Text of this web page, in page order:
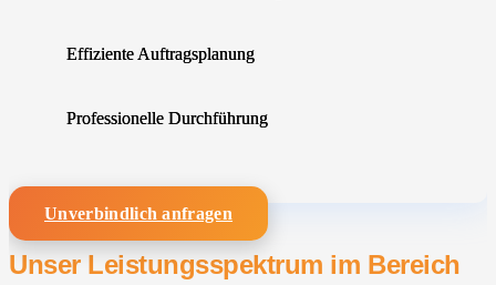
Effiziente Auftragsplanung
Professionelle Durchführung
Unverbindlich anfragen
Unser Leistungsspektrum im Bereich